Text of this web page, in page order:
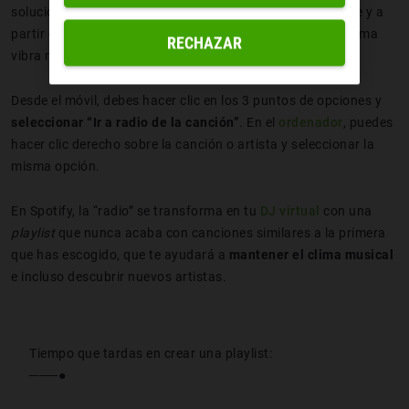
solución. Sólo debes seleccionar una canción que te guste y a
partir de ella puedes
crear unaplaylist
con la misma
vibra musical.
Desde el móvil, debes hacer clic en los 3 puntos de opciones y
seleccionar “Ir a radio de la canción” . En el ordenador , puedes
hacer clic derecho sobre la canción o artista y seleccionar la
misma opción.
En Spotify, la “radio” se transforma en tu DJ virtual
con una
playlist que nunca acaba con canciones similares a la primera
que has escogido, que te ayudará a mantener el clima musical
e incluso descubrir nuevos artistas.
Tiempo que tardas en crear una playlist:
───●
RECHAZAR